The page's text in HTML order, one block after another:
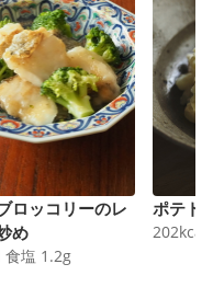
ロッコリーのレ
め
食塩 1.2g
ポテト
202kcal